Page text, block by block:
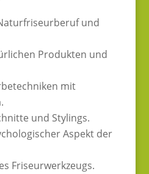
und
Produkten und
mit
und Stylings.
Aspekt der
Friseurwerkzeugs.